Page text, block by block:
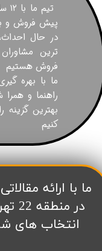
پیش فروش و
در حال
ترین
فروش هستیم
ما با بهره
راهنما و
بهترین گزینه
کنیم
​ما با ارائه
در
انتخاب های